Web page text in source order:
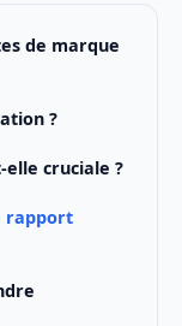
de marque
?
cruciale ?
rapport